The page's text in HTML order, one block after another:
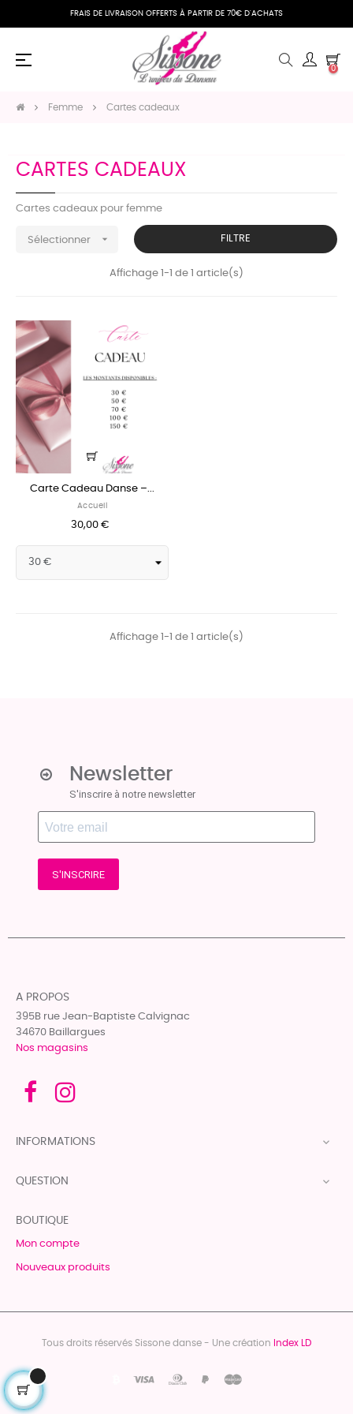
FRAIS DE LIVRAISON OFFERTS À PARTIR DE 70€ D'ACHATS
Basculer
☰
0
Femme Cartes cadeaux
CARTES CADEAUX
Cartes cadeaux pour femme
Sélectionner  FILTRE
Affichage 1-1 de 1 article(s)
Carte Cadeau Danse –...
Accueil
30,00 €
Affichage 1-1 de 1 article(s)
Newsletter
S'inscrire à notre newsletter
S'INSCRIRE
A PROPOS
395B rue Jean-Baptiste Calvignac
34670 Baillargues
Nos magasins
INFORMATIONS 
QUESTION 
BOUTIQUE
Mon compte
Nouveaux produits
Tous droits réservés Sissone danse - Une création Index LD